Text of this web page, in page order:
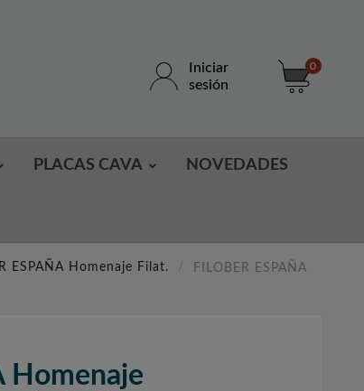
Iniciar
sesión
0
PLACAS CAVA NOVEDADES
ESPAÑA Homenaje Filat.
FILOBER ESPAÑA
Homenaje